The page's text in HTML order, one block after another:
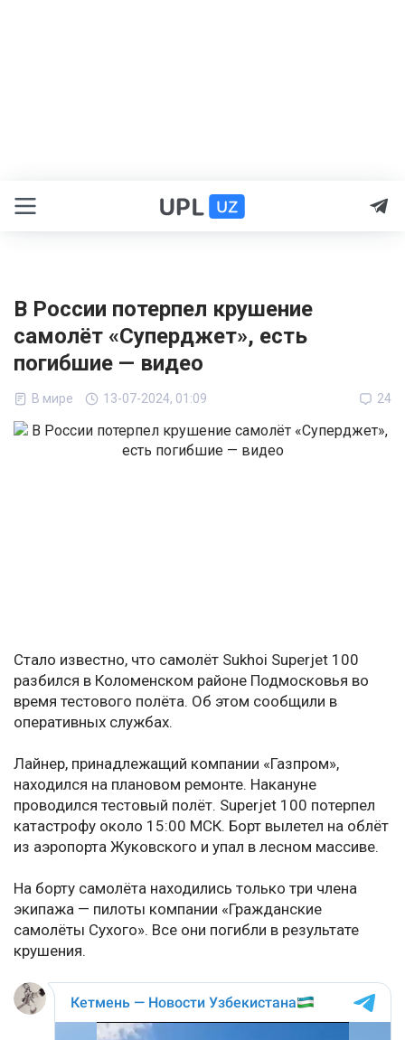
В России потерпел крушение
самолёт «Суперджет», есть
погибшие — видео
В мире 13-07-2024, 01:09 24
Стало известно, что самолёт Sukhoi Superjet 100
разбился в Коломенском районе Подмосковья во
время тестового полёта. Об этом сообщили в
оперативных службах.
Лайнер, принадлежащий компании «Газпром»,
находился на плановом ремонте. Накануне
проводился тестовый полёт. Superjet 100 потерпел
катастрофу около 15:00 МСК. Борт вылетел на облёт
из аэропорта Жуковского и упал в лесном массиве.
На борту самолёта находились только три члена
экипажа — пилоты компании «Гражданские
самолёты Сухого». Все они погибли в результате
крушения.